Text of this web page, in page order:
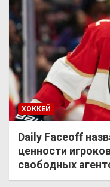
ХОККЕЙ
Daily Faceoff
ценности
свободных